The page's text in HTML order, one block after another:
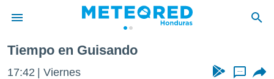
de
Tiempo en Guisando
17:42 Viernes ...